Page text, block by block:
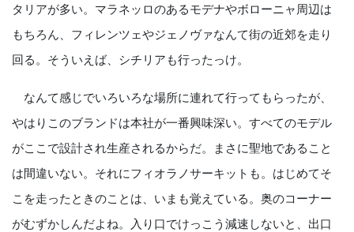
タリアが多い。マラネッロのあるモデナやボローニャ周辺は
もちろん、フィレンツェやジェノヴァなんて街の近郊を走り
回る。そういえば、シチリアも行ったっけ。
なんて感じでいろいろな場所に連れて行ってもらったが、
やはりこのブランドは本社が一番興味深い。すべてのモデル
がここで設計され生産されるからだ。まさに聖地であること
は間違いない。それにフィオラノサーキットも。はじめてそ
こを走ったときのことは、いまも覚えている。奥のコーナー
がむずかしんだよね。入り口でけっこう減速しないと、出口